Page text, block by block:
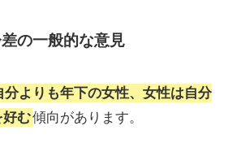
の一般的な意見
分よりも年下の女性、女性は自分
好む傾向があります。